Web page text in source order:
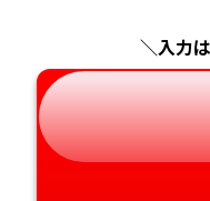
＼入力